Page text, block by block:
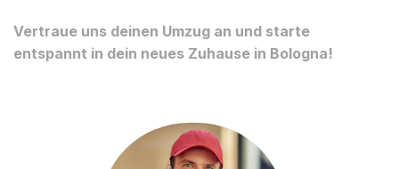
Vertraue uns deinen Umzug an und starte
entspannt in dein neues Zuhause in Bologna!